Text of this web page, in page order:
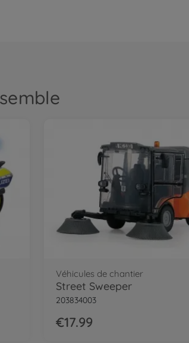
Véhicules de chantier
Street Sweeper
203834003
€17.99